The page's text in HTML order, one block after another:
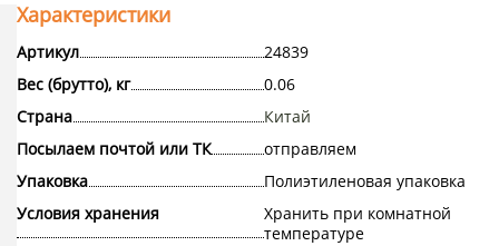
Характеристики
Артикул
24839
Вес (брутто), кг
0.06
Страна
Китай
Посылаем почтой или ТК
отправляем
Упаковка
Полиэтиленовая упаковка
Условия хранения
Хранить при комнатной
температуре